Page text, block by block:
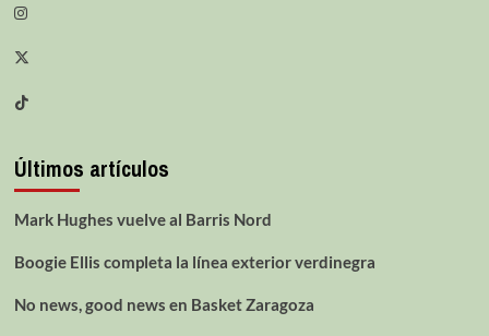
Últimos artículos
Mark Hughes vuelve al Barris Nord
Boogie Ellis completa la línea exterior verdinegra
No news, good news en Basket Zaragoza